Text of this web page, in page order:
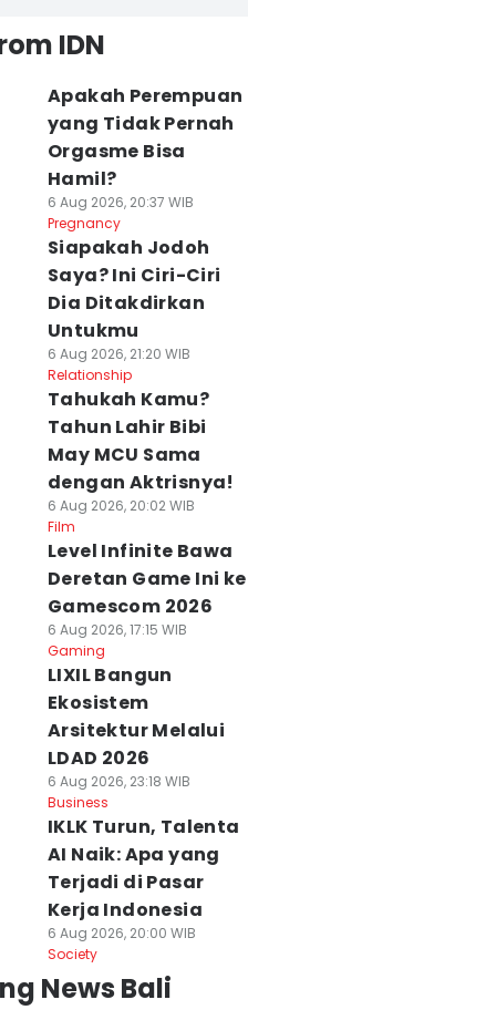
IDN
Apakah Perempuan
yang Tidak Pernah
Orgasme Bisa
Hamil?
6 Aug 2026, 20:37 WIB
Pregnancy
Siapakah Jodoh
Saya? Ini Ciri-Ciri
Dia Ditakdirkan
Untukmu
6 Aug 2026, 21:20 WIB
Relationship
Tahukah Kamu?
Tahun Lahir Bibi
May MCU Sama
dengan Aktrisnya!
6 Aug 2026, 20:02 WIB
Film
Level Infinite Bawa
Deretan Game Ini ke
Gamescom 2026
6 Aug 2026, 17:15 WIB
Gaming
LIXIL Bangun
Ekosistem
Arsitektur Melalui
LDAD 2026
6 Aug 2026, 23:18 WIB
Business
IKLK Turun, Talenta
AI Naik: Apa yang
Terjadi di Pasar
Kerja Indonesia
6 Aug 2026, 20:00 WIB
Society
News Bali